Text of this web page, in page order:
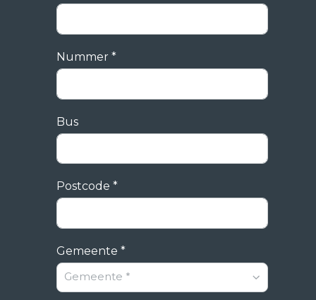
Nummer *
Bus
Postcode *
Gemeente *
Gemeente *